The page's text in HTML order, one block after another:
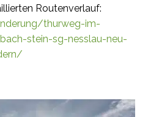
Routenverlauf:
thurweg-im-
stein-sg-nesslau-neu-